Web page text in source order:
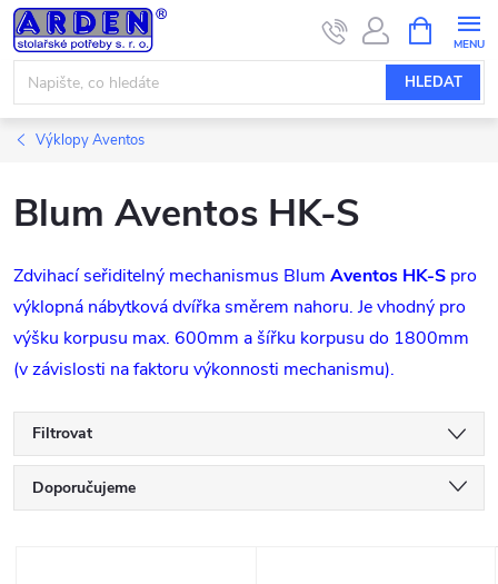
Přejít
na
obsah
HLEDAT
NÁKUPNÍ
KOŠÍK
Výklopy Aventos
Blum Aventos HK-S
Zdvihací seřiditelný mechanismus Blum Aventos HK-S pro
výklopná nábytková dvířka směrem nahoru. Je vhodný pro
výšku korpusu max. 600mm a šířku korpusu do 1800mm
(v závislosti na faktoru výkonnosti mechanismu).
Filtrovat
Ř
Doporučujeme